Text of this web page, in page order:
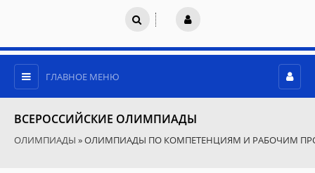
ГЛАВНОЕ МЕНЮ
ВСЕРОССИЙСКИЕ ОЛИМПИАДЫ
ОЛИМПИАДЫ » ОЛИМПИАДЫ ПО КОМПЕТЕНЦИЯМ И РАБОЧИМ